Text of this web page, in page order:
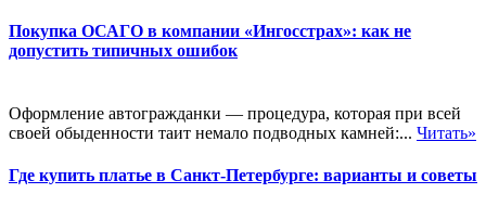
Покупка ОСАГО в компании «Ингосстрах»: как не
допустить типичных ошибок
Оформление автогражданки — процедура, которая при всей
своей обыденности таит немало подводных камней:... Читать»
Где купить платье в Санкт-Петербурге: варианты и советы